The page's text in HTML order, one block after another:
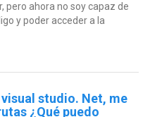
pero ahora no soy capaz de
y poder acceder a la
studio. Net, me
¿Qué puedo